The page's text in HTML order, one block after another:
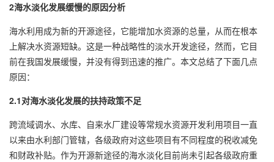
2海水淡化发展缓慢的原因分析
海水利用成为新的开源途径，它能增加水资源的总量，从而在根本
上解决水资源短缺。这是一种战略性的淡水开发途径，然而，它目
前在我国发展缓慢，并没有得到迅速的推广。本文总结了下面几点
原因：
2.1对海水淡化发展的扶持政策不足
跨流域调水、水库、自来水厂建设等常规水资源开发利用项目一直
以来由水利部门管辖，各级政府对这些项目有不同程度的税收减免
和财政补贴。作为开源新途径的海水淡化目前尚未引起各级政府重